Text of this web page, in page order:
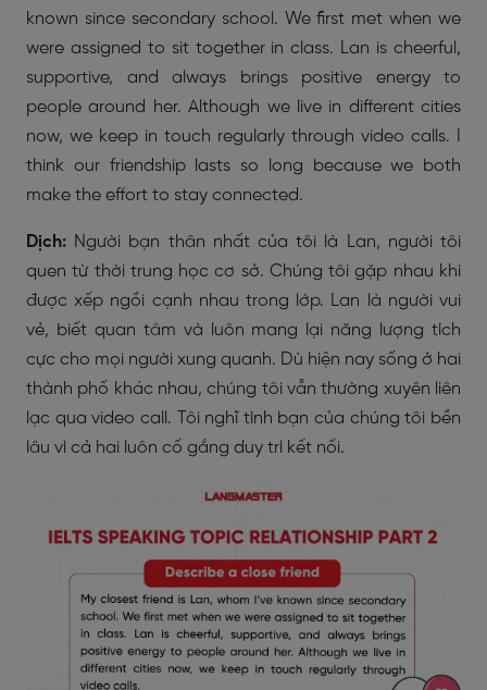
known since secondary school. We first met when we
were assigned to sit together in class. Lan is cheerful,
supportive, and always brings positive energy to
people around her. Although we live in different cities
now, we keep in touch regularly through video calls. I
think our friendship lasts so long because we both
make the effort to stay connected.
Dịch: Người bạn thân nhất của tôi là Lan, người tôi
quen từ thời trung học cơ sở. Chúng tôi gặp nhau khi
được xếp ngồi cạnh nhau trong lớp. Lan là người vui
vẻ, biết quan tâm và luôn mang lại năng lượng tích
cực cho mọi người xung quanh. Dù hiện nay sống ở hai
thành phố khác nhau, chúng tôi vẫn thường xuyên liên
lạc qua video call. Tôi nghĩ tình bạn của chúng tôi bền
lâu vì cả hai luôn cố gắng duy trì kết nối.